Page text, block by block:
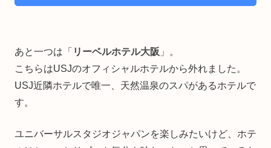
あと一つは「 リーベルホテル大阪 」。
こちらはUSJのオフィシャルホテルから外れました。
USJ近隣ホテルで唯一、天然温泉のスパがあるホテルで
す。
ユニバーサルスタジオジャパンを楽しみたいけど、ホテ